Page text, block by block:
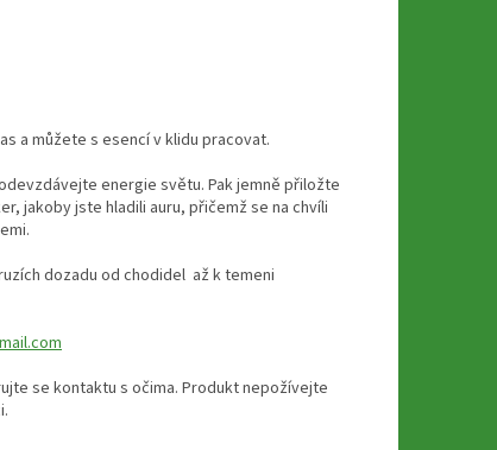
a můžete s esencí v klidu pracovat.
energie světu. Pak jemně přiložte
jakoby jste hladili auru, přičemž se na chvíli
dozadu od chodidel až k temeni
se kontaktu s očima. Produkt nepožívejte